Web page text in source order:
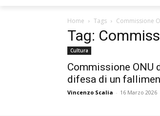
Home Tags Commissione
Tag:
Cultura
Commissione ONU
difesa di un
Vincenzo Scalia - 16 Marzo 2026